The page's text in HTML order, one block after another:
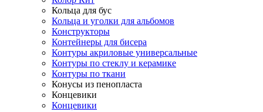
Кольца для бус
Кольца и уголки для альбомов
Конструкторы
Контейнеры для бисера
Контуры акриловые универсальные
Контуры по стеклу и керамике
Контуры по ткани
Конусы из пенопласта
Концевики
Концевики